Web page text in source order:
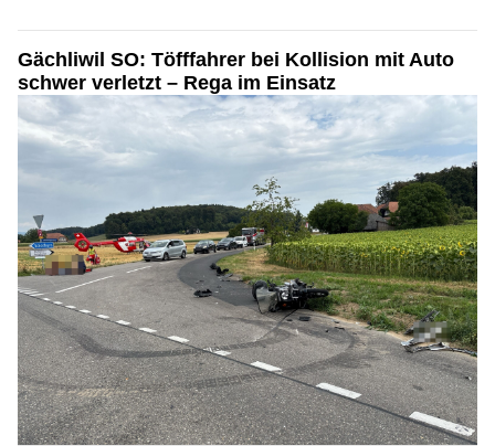
Gächliwil SO: Töfffahrer bei Kollision mit Auto
schwer verletzt – Rega im Einsatz